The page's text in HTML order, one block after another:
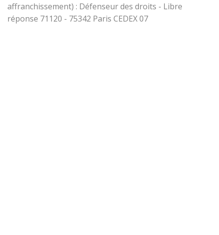
affranchissement) : Défenseur des droits - Libre
réponse 71120 - 75342 Paris CEDEX 07